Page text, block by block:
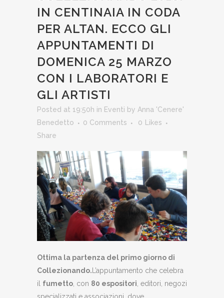
IN CENTINAIA IN CODA
PER ALTAN. ECCO GLI
APPUNTAMENTI DI
DOMENICA 25 MARZO
CON I LABORATORI E
GLI ARTISTI
Posted at 19:50h in Eventi by Anna 'Cenere'
Benedetto
0 Comments 0
Likes
Share
Ottima la partenza del primo giorno di
Collezionando. L’appuntamento che celebra
il fumetto , con 80 espositori , editori, negozi